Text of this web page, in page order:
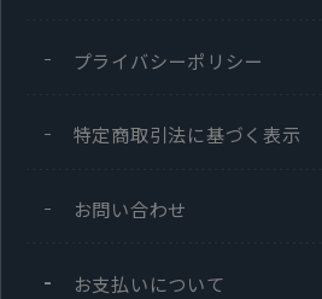
プライバシーポリシー
特定商取引法に基づく表示
お問い合わせ
お支払いについて